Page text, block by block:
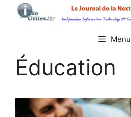
Aller
Menu
Éducation